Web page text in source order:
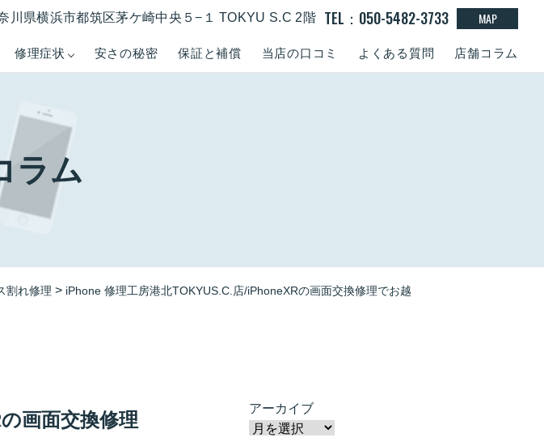
修理症状 安さの秘密 保証と補償 当店の口コミ よくある質問 店舗コラム
川県横浜市都筑区茅ケ崎中央５−１ TOKYU S.C 2階 TEL：050-5482-3733 MAP
ラム
割れ修理 > iPhone 修理工房港北TOKYUS.C.店/iPhoneXRの画面交換修理でお越
画面交換修理
アーカイブ